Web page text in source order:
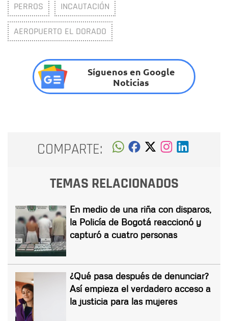
PERROS INCAUTACIÓN
AEROPUERTO EL DORADO
Síguenos en Google
Noticias
COMPARTE:
TEMAS RELACIONADOS
En medio de una riña con disparos,
la Policía de Bogotá reaccionó y
capturó a cuatro personas
¿Qué pasa después de denunciar?
Así empieza el verdadero acceso a
la justicia para las mujeres